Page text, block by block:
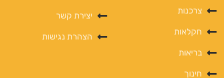
יצירת קשר
הצהרת נגישות
צרכנות
חקלאות
בריאות
חינוך